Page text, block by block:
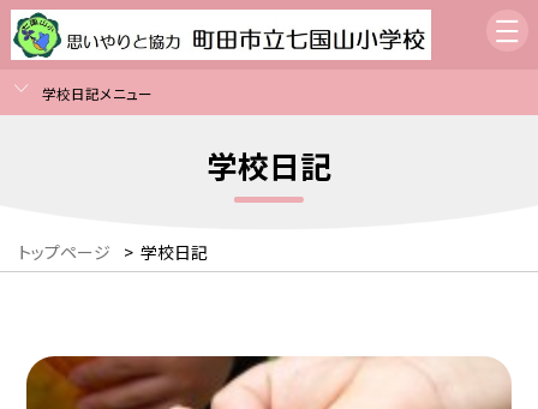
学校日記メニュー
学校日記
トップページ > 学校日記